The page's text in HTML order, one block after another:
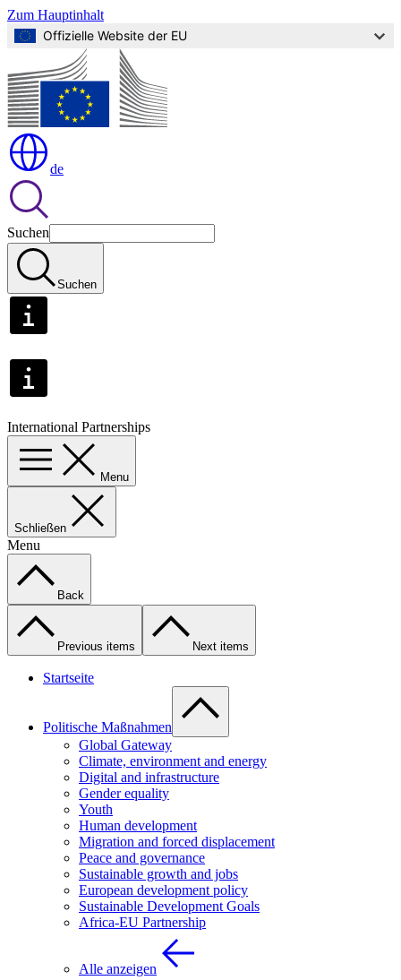
Zum Hauptinhalt
Offizielle Website der EU
de
Suchen
Suchen
International Partnerships
Menu
Schließen
Menu
Back
Previous items Next items
Startseite
Politische Maßnahmen
Global Gateway
Climate, environment and energy
Digital and infrastructure
Gender equality
Youth
Human development
Migration and forced displacement
Peace and governance
Sustainable growth and jobs
European development policy
Sustainable Development Goals
Africa-EU Partnership
Alle anzeigen